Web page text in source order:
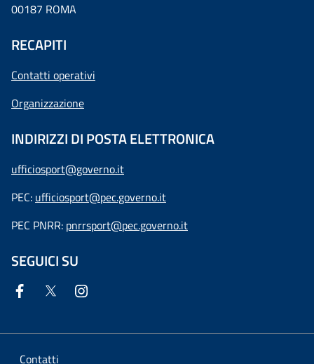
00187 ROMA
RECAPITI
Contatti operativi
Organizzazione
INDIRIZZI DI POSTA ELETTRONICA
ufficiosport@governo.it
PEC: ufficiosport@pec.governo.it
PEC PNRR: pnrrsport@pec.governo.it
SEGUICI SU
Contatti